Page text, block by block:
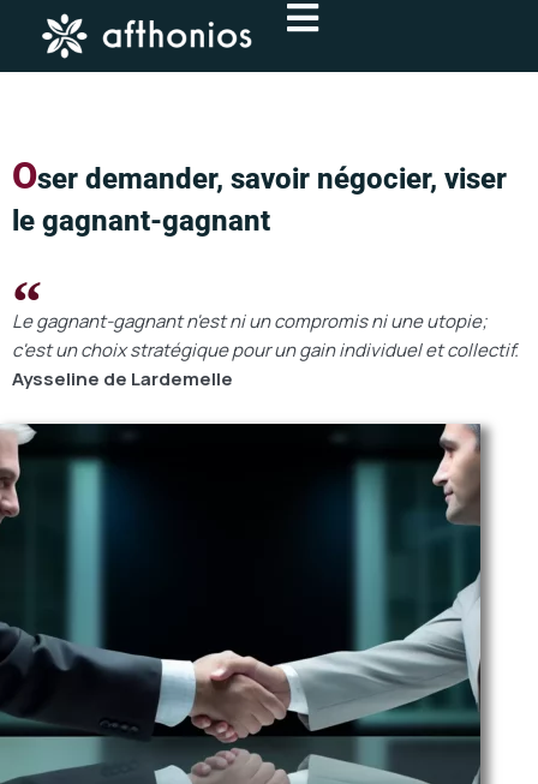
contenu
Oser demander, savoir négocier, viser
le gagnant-gagnant
Le gagnant-gagnant n'est ni un compromis ni une utopie;
c'est un choix stratégique pour un gain individuel et collectif.
Aysseline de Lardemelle